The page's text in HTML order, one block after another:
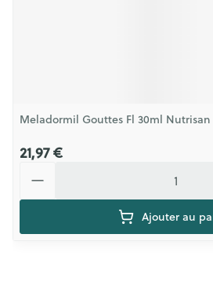
Meladormil Gouttes Fl 30ml Nutrisan
21,97 €
Ajouter au